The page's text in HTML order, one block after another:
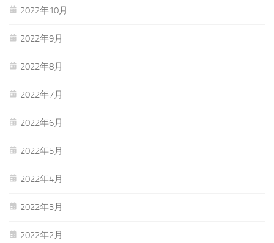
2022年10月
2022年9月
2022年8月
2022年7月
2022年6月
2022年5月
2022年4月
2022年3月
2022年2月